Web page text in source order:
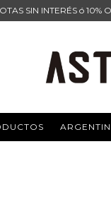
SIN INTERÉS ó 10%